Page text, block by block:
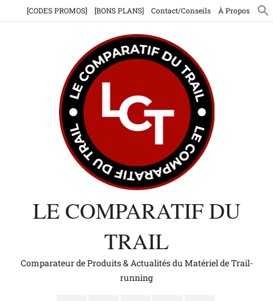
[CODES PROMOS] [BONS PLANS] Contact/Conseils À Propos
LE COMPARATIF DU
TRAIL
Comparateur de Produits & Actualités du Matériel de Trail-
running